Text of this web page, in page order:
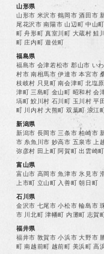
山形県
山形市 米沢市 鶴岡市 酒田市
尾花沢市 南陽市 山辺町 中山
町 舟形町 真室川町 大蔵村 鮭
町 庄内町 遊佐町
福島県
福島市 会津若松市 郡山市 い
村市 南相馬市 伊達市 本宮市
枝岐村 只見町 南会津町 北塩
津町 三島町 金山町 昭和村 会
塙町 鮫川村 石川町 玉川村 平
町 川内村 大熊町 双葉町 浪江
新潟県
新潟市 長岡市 三条市 柏崎市
市 糸魚川市 妙高市 五泉市 上
弥彦村 田上町 阿賀町 出雲崎
富山県
富山市 高岡市 魚津市 氷見市
上市町 立山町 入善町 朝日町
石川県
金沢市 七尾市 小松市 輪島市
市 川北町 津幡町 内灘町 志賀
福井県
福井市 敦賀市 小浜市 大野市
町 南越前町 越前町 美浜町 高